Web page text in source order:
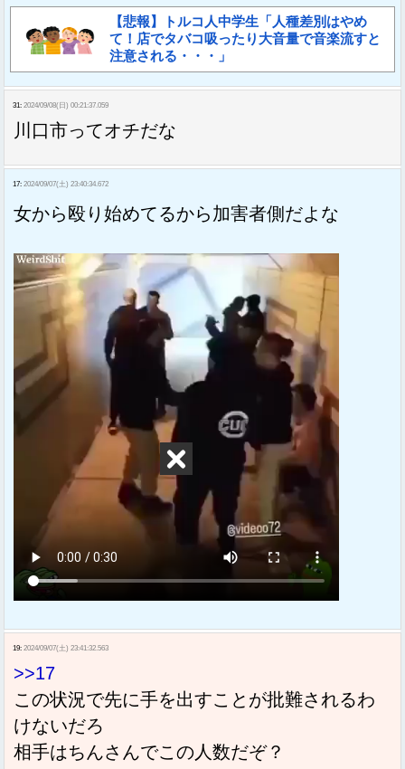
【悲報】トルコ人中学生「人種差別はやめ
て！店でタバコ吸ったり大音量で音楽流すと
注意される・・・」
31: 2024/09/08(日) 00:21:37.059
川口市ってオチだな
17: 2024/09/07(土) 23:40:34.672
女から殴り始めてるから加害者側だよな
19: 2024/09/07(土) 23:41:32.563
>>17
この状況で先に手を出すことが批難されるわ
けないだろ
相手はちんさんでこの人数だぞ？